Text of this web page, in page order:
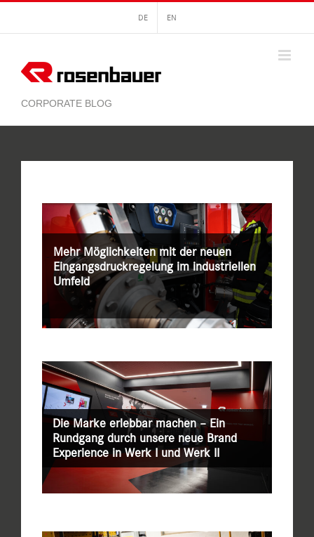
springen
DE EN
Mehr Möglichkeiten mit der neuen
Eingangsdruckregelung im industriellen
Umfeld
Die Marke erlebbar machen – Ein
Rundgang durch unsere neue Brand
Experience in Werk I und Werk II